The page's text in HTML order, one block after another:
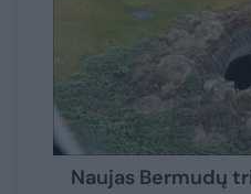
Naujas Bermudų